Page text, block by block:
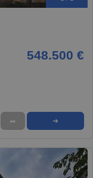
548.500 €
➦ ➜